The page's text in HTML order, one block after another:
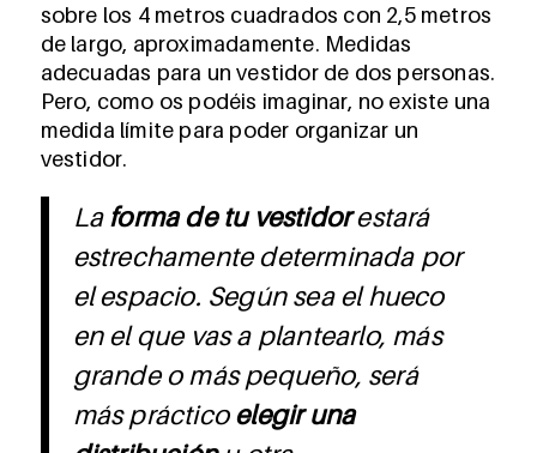
sobre los 4 metros cuadrados con 2,5 metros
de largo, aproximadamente. Medidas
adecuadas para un vestidor de dos personas.
Pero, como os podéis imaginar, no existe una
medida límite para poder organizar un
vestidor.
La forma de tu vestidorestará
estrechamente determinada por
el espacio. Según sea el hueco
en el que vas a plantearlo, más
grande o más pequeño, será
más prácticoelegir una